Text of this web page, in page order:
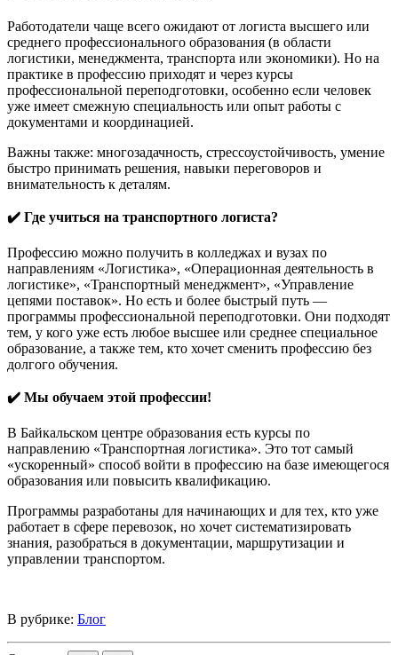
Работодатели чаще всего ожидают от логиста высшего или
среднего профессионального образования (в области
логистики, менеджмента, транспорта или экономики). Но на
практике в профессию приходят и через курсы
профессиональной переподготовки, особенно если человек
уже имеет смежную специальность или опыт работы с
документами и координацией.
Важны также: многозадачность, стрессоустойчивость, умение
быстро принимать решения, навыки переговоров и
внимательность к деталям.
✔️ Где учиться на транспортного логиста?
Профессию можно получить в колледжах и вузах по
направлениям «Логистика», «Операционная деятельность в
логистике», «Транспортный менеджмент», «Управление
цепями поставок». Но есть и более быстрый путь —
программы профессиональной переподготовки. Они подходят
тем, у кого уже есть любое высшее или среднее специальное
образование, а также тем, кто хочет сменить профессию без
долгого обучения.
✔️ Мы обучаем этой профессии!
В Байкальском центре образования есть курсы по
направлению «Транспортная логистика». Это тот самый
«ускоренный» способ войти в профессию на базе имеющегося
образования или повысить квалификацию.
Программы разработаны для начинающих и для тех, кто уже
работает в сфере перевозок, но хочет систематизировать
знания, разобраться в документации, маршрутизации и
управлении транспортом.
В рубрике: Блог